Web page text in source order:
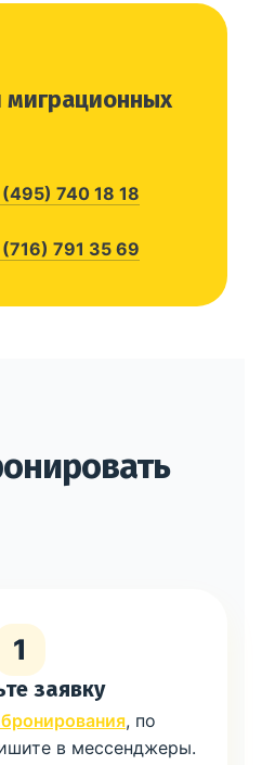
миграционных
740 18 18
791 35 69
1
заявку
, по
в мессенджеры.